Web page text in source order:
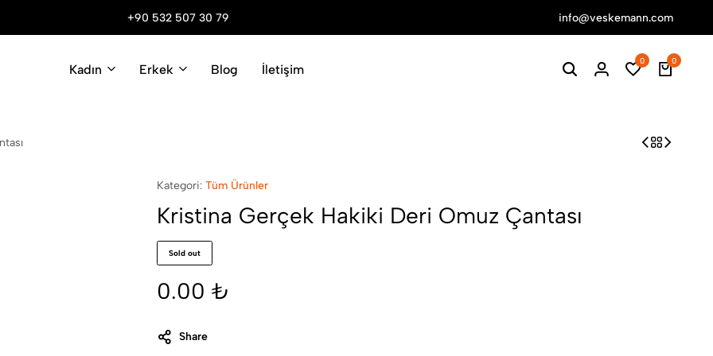
+90 532 507 30 79 info@veskemann.com
Kadın Erkek Blog İletişim
0 0
Kategori: Tüm Ürünler
Kristina Gerçek Hakiki Deri Omuz Çantası
Sold out
0.00 ₺
Share